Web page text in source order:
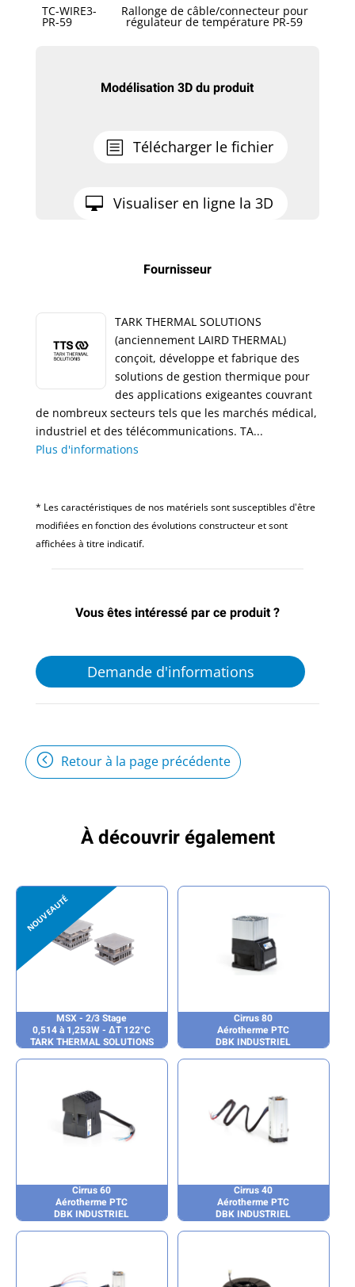
TC-WIRE3-
PR-59
Rallonge de câble/connecteur pour
régulateur de température PR-59
Modélisation 3D du produit
Télécharger le fichier
Visualiser en ligne la 3D
Fournisseur
TARK THERMAL SOLUTIONS
(anciennement LAIRD THERMAL)
conçoit, développe et fabrique des
solutions de gestion thermique pour
des applications exigeantes couvrant
de nombreux secteurs tels que les marchés médical,
industriel et des télécommunications. TA...
Plus d'informations
* Les caractéristiques de nos matériels sont susceptibles d'être
modifiées en fonction des évolutions constructeur et sont
affichées à titre indicatif.
Vous êtes intéressé par ce produit ?
Demande d'informations
Retour à la page précédente
À découvrir également
MSX - 2/3 Stage
0,514 à 1,253W - ΔT 122°C
TARK THERMAL SOLUTIONS
Cirrus 80
Aérotherme PTC
DBK INDUSTRIEL
Cirrus 60
Aérotherme PTC
DBK INDUSTRIEL
Cirrus 40
Aérotherme PTC
DBK INDUSTRIEL